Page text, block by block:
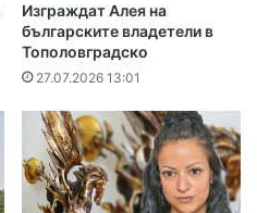
Изграждат Алея на
българските владетели в
Тополовградско
27.07.2026 13:01